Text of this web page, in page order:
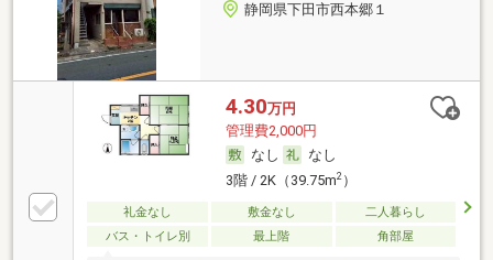
静岡県下田市西本郷１
4.30万円
管理費2,000円
なし
なし
3階 / 2K（39.75m2）
礼金なし 敷金なし
二人暮らし
バス・トイレ別
最上階 角部屋